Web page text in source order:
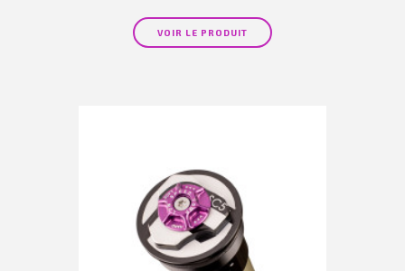
VOIR LE PRODUIT